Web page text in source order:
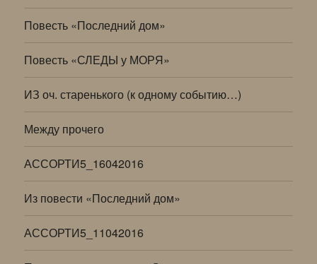
Повесть «Последний дом»
Повесть «СЛЕДЫ у МОРЯ»
ИЗ оч. старенького (к одному событию…)
Между прочего
АССОРТИ5_16042016
Из повести «Последний дом»
АССОРТИ5_11042016